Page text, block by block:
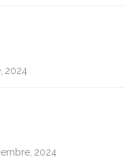
2024
2024